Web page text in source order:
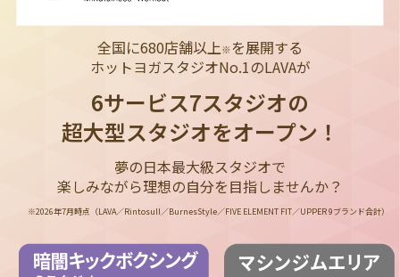
全国に680店舗以上※ を展開する
ホットヨガスタジオNo.1のLAVAが
6サービス7スタジオの
超大型スタジオをオープン！
夢の日本最大級スタジオで
楽しみながら理想の自分を目指しませんか？
※2026年7月時点（LAVA／Rintosull／BurnesStyle／FIVE ELEMENT FIT／UPPER 9ブランド合計）